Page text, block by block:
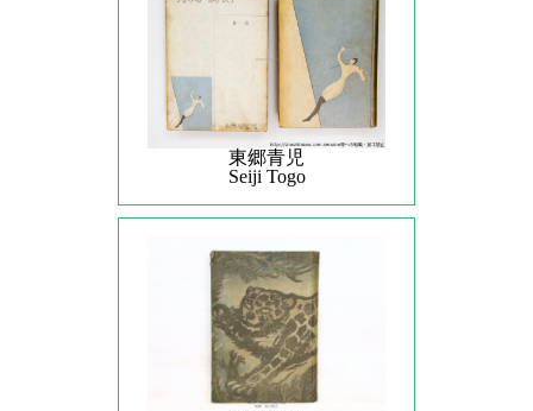
東郷青児
Seiji Togo